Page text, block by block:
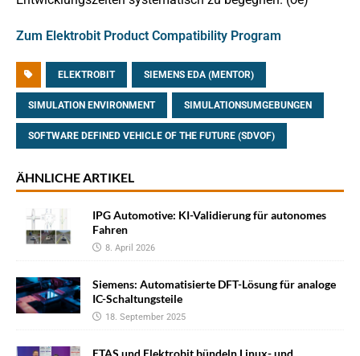
Zum Elektrobit Product Compatibility Program
ELEKTROBIT SIEMENS EDA (MENTOR)
SIMULATION ENVIRONMENT SIMULATIONSUMGEBUNGEN
SOFTWARE DEFINED VEHICLE OF THE FUTURE (SDVOF)
ÄHNLICHE ARTIKEL
IPG Automotive: KI-Validierung für autonomes
Fahren
8. April 2026
Siemens: Automatisierte DFT-Lösung für analoge
IC-Schaltungsteile
18. September 2025
ETAS und Elektrobit bündeln Linux- und